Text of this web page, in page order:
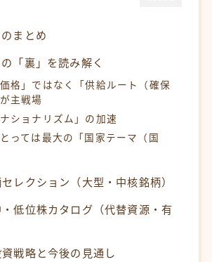
まとめ
「裏」を読み解く
価格」ではなく「供給ルート（確保
主戦場
ナショナリズム」の加速
っては最大の「国家テーマ（国
レクション（大型・中核銘柄）
低位株カタログ（代替資源・有
戦略と今後の見通し